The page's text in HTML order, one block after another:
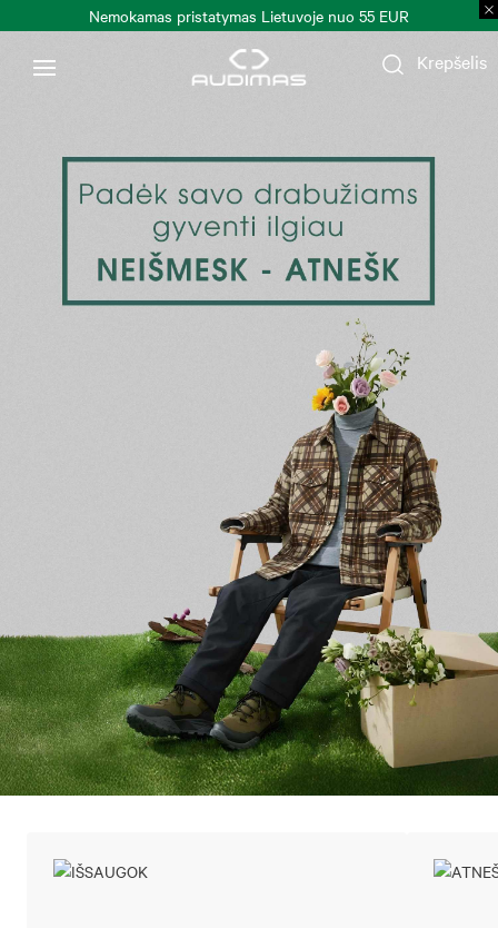
pristatymas Lietuvoje nuo 55 EUR
Krepšelis